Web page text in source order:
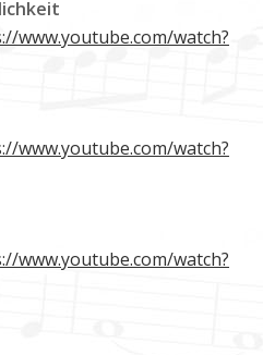
www.youtube.com/watch?
www.youtube.com/watch?
www.youtube.com/watch?